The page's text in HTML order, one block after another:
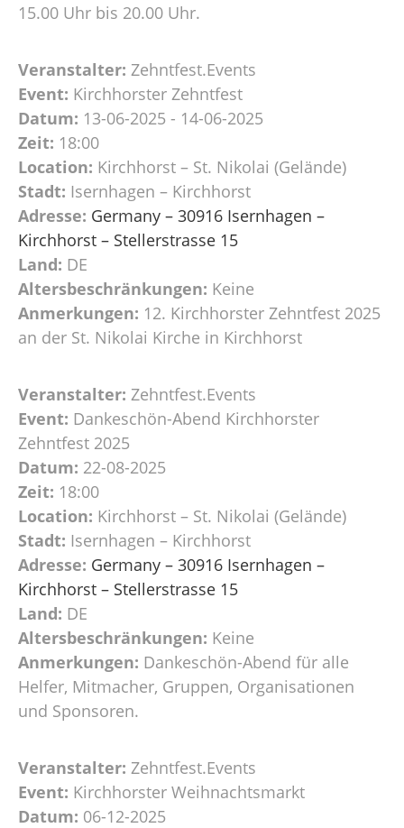
15.00 Uhr bis 20.00 Uhr.
Veranstalter: Zehntfest.Events
Event: Kirchhorster Zehntfest
Datum: 13-06-2025 - 14-06-2025
Zeit: 18:00
Location: Kirchhorst – St. Nikolai (Gelände)
Stadt: Isernhagen – Kirchhorst
Adresse: Germany – 30916 Isernhagen –
Kirchhorst – Stellerstrasse 15
Land: DE
Altersbeschränkungen: Keine
Anmerkungen: 12. Kirchhorster Zehntfest 2025
an der St. Nikolai Kirche in Kirchhorst
Veranstalter: Zehntfest.Events
Event: Dankeschön-Abend Kirchhorster
Zehntfest 2025
Datum: 22-08-2025
Zeit: 18:00
Location: Kirchhorst – St. Nikolai (Gelände)
Stadt: Isernhagen – Kirchhorst
Adresse: Germany – 30916 Isernhagen –
Kirchhorst – Stellerstrasse 15
Land: DE
Altersbeschränkungen: Keine
Anmerkungen: Dankeschön-Abend für alle
Helfer, Mitmacher, Gruppen, Organisationen
und Sponsoren.
Veranstalter: Zehntfest.Events
Event: Kirchhorster Weihnachtsmarkt
Datum: 06-12-2025